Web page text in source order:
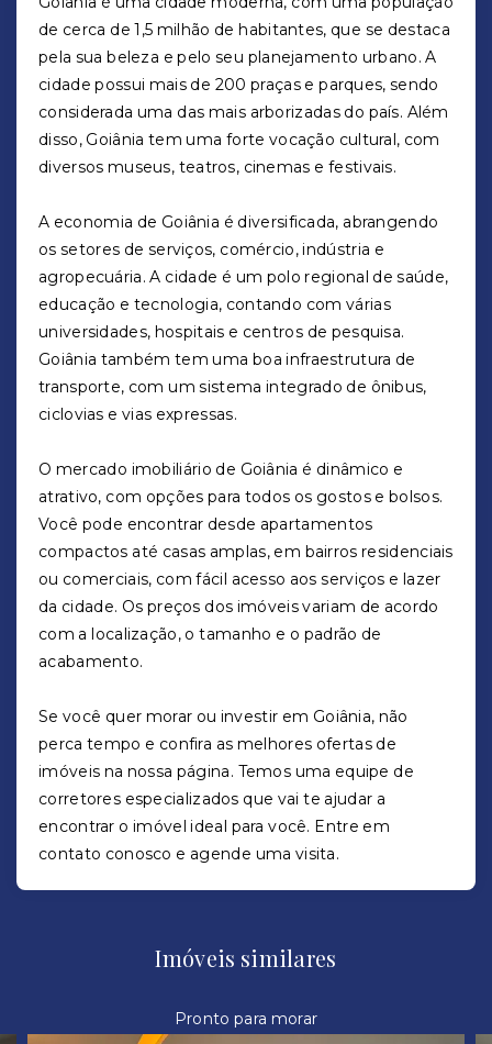
de cerca de 1,5 milhão de habitantes, que se destaca
pela sua beleza e pelo seu planejamento urbano. A
cidade possui mais de 200 praças e parques, sendo
considerada uma das mais arborizadas do país. Além
disso, Goiânia tem uma forte vocação cultural, com
diversos museus, teatros, cinemas e festivais.
A economia de Goiânia é diversificada, abrangendo
os setores de serviços, comércio, indústria e
agropecuária. A cidade é um polo regional de saúde,
educação e tecnologia, contando com várias
universidades, hospitais e centros de pesquisa.
Goiânia também tem uma boa infraestrutura de
transporte, com um sistema integrado de ônibus,
ciclovias e vias expressas.
O mercado imobiliário de Goiânia é dinâmico e
atrativo, com opções para todos os gostos e bolsos.
Você pode encontrar desde apartamentos
compactos até casas amplas, em bairros residenciais
ou comerciais, com fácil acesso aos serviços e lazer
da cidade. Os preços dos imóveis variam de acordo
com a localização, o tamanho e o padrão de
acabamento.
Se você quer morar ou investir em Goiânia, não
perca tempo e confira as melhores ofertas de
imóveis na nossa página. Temos uma equipe de
corretores especializados que vai te ajudar a
encontrar o imóvel ideal para você. Entre em
contato conosco e agende uma visita.
Imóveis similares
Pronto para morar